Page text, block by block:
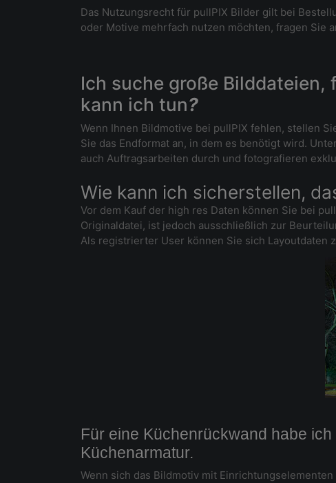
Das Nutzungsrecht für pullPIX Bilder gilt bei
oder Motive mehrfach nutzen möchten, fragen Sie
Ich suche große Bilddateien,
kann ich tun?
Wenn Ihnen Bildmotive bei pullPIX fehlen, stellen
Sie das Endformat an, in dem es benötigt wird.
auch Auftragsarbeiten durch und fotografieren
Wie kann ich sicherstellen,
Vor dem Kauf der high res Daten können Sie bei
Originaldatei, ist jedoch ausschließlich zur
Als registrierter User können Sie sich Layoutdaten
Für eine Küchenrückwand habe
Küchenarmatur.
Wenn sich das Bildmotiv mit